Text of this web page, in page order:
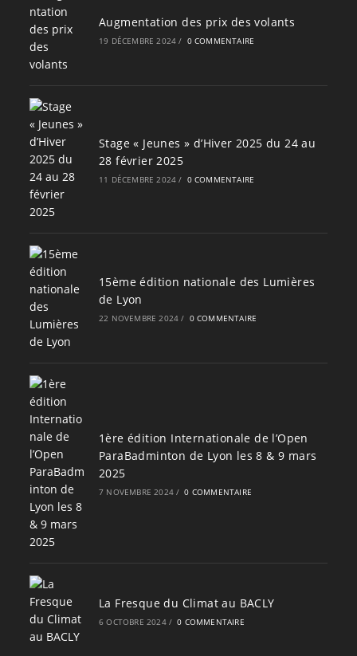
Augmentation des prix des volants
19 DÉCEMBRE 2024 / 0 COMMENTAIRE
Stage « Jeunes » d’Hiver 2025 du 24 au
28 février 2025
11 DÉCEMBRE 2024 / 0 COMMENTAIRE
15ème édition nationale des Lumières
de Lyon
22 NOVEMBRE 2024 / 0 COMMENTAIRE
1ère édition Internationale de l’Open
ParaBadminton de Lyon les 8 & 9 mars
2025
7 NOVEMBRE 2024 / 0 COMMENTAIRE
La Fresque du Climat au BACLY
6 OCTOBRE 2024 / 0 COMMENTAIRE